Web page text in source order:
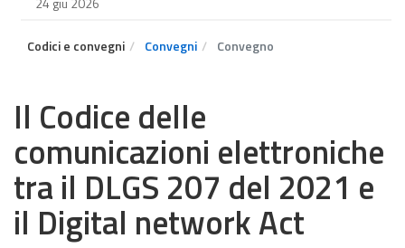
Codici e convegni Convegni Convegno
Il Codice delle
comunicazioni elettroniche
tra il DLGS 207 del 2021 e
il Digital network Act